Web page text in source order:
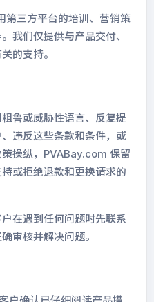
第三方平台的培训、营销策
我们仅提供与产品交付、
的支持。
鲁或威胁性语言、反复提
违反这些条款和条件，或
操纵，PVABay.com 保留
或拒绝退款和更换请求的
在遇到任何问题时先联系
审核并解决问题。